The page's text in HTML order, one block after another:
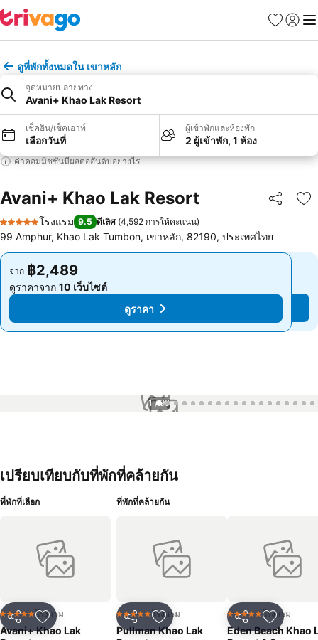
รายการโป
เข้าสู่ร
เมนู
ดูที่พักทั้งหมดใน เขาหลัก
จุดหมายปลายทาง
Avani+ Khao Lak Resort
เช็คอิน/เช็คเอาท์
เลือกวันที่
ผู้เข้าพักและห้องพัก
2 ผู้เข้าพัก, 1 ห้อง
ค่าคอมมิชชั่นมีผลต่ออันดับอย่างไร
Avani+ Khao Lak Resort แชร์
เ
5 ดาว
โรงแรม 9.5 ดีเลิศ (4,592 การให้คะแนน)
99 Amphur, Khao Lak Tumbon, เขาหลัก, 82190, ประเทศไทย
จาก ฿2,489
ดูราคาจาก 10 เว็บไซต์
ดูราคา
จาก ฿2,489
ดูราคาจาก 10 เว็บไซต์
ดูราคา
1 / 99
เปรียบเทียบกับที่พักที่คล้ายกัน
ที่พักที่เลือก
แชร์ เพิ่มในรายการโปรด
5 ดาว โรงแรม
Avani+ Khao Lak
ที่พักที่คล้ายกัน
แชร์ เพิ่มในรายการโปรด
5 ดาว โรงแรม
Pullman Khao Lak
แชร์ เพิ่มในรา
5 ดาว โรงแรม
Eden Beach Khao